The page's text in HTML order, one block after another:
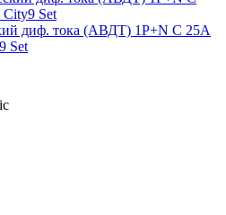
диф. тока (АВДТ) 1P+N С 25А
Set